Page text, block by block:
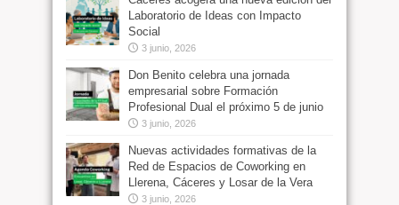
Laboratorio de Ideas con Impacto
Social
3 junio, 2026
Don Benito celebra una jornada
empresarial sobre Formación
Profesional Dual el próximo 5 de junio
3 junio, 2026
Nuevas actividades formativas de la
Red de Espacios de Coworking en
Llerena, Cáceres y Losar de la Vera
3 junio, 2026